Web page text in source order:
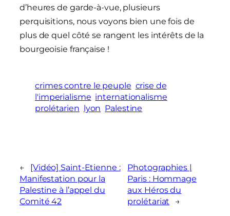
d’heures de garde-à-vue, plusieurs
perquisitions, nous voyons bien une fois de
plus de quel côté se rangent les intérêts de la
bourgeoisie française !
crimes contre le peuple crise de
l'imperialisme internationalisme
prolétarien
lyon Palestine
←
[Vidéo] Saint-Etienne :
Manifestation pour la
Palestine à l’appel du
Comité 42
Photographies |
Paris : Hommage
aux Héros du
prolétariat
→